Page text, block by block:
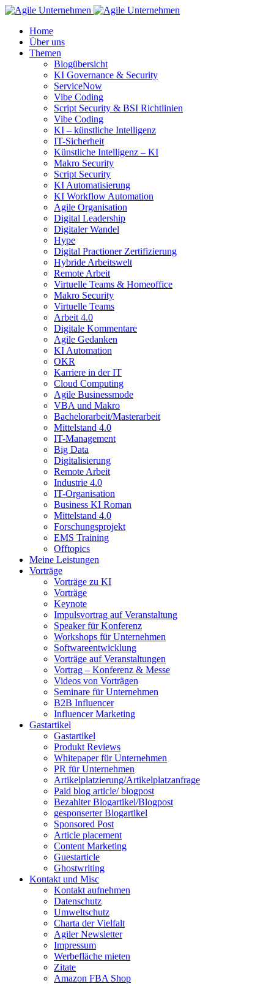
Home
Über uns
Themen
Blogübersicht
KI Governance & Security
ServiceNow
Vibe Coding
Script Security & BSI Richtlinien
Vibe Coding
KI – künstliche Intelligenz
IT-Sicherheit
Künstliche Intelligenz – KI
Makro Security
Script Security
KI Automatisierung
KI Workflow Automation
Agile Organisation
Digital Leadership
Digitaler Wandel
Hype
Digital Practioner Zertifizierung
Hybride Arbeitswelt
Remote Arbeit
Virtuelle Teams & Homeoffice
Makro Security
Virtuelle Teams
Arbeit 4.0
Digitale Kommentare
Agile Gedanken
KI Automation
OKR
Karriere in der IT
Cloud Computing
Agile Businessmode
VBA und Makro
Bachelorarbeit/Masterarbeit
Mittelstand 4.0
IT-Management
Big Data
Digitalisierung
Remote Arbeit
Industrie 4.0
IT-Organisation
Business KI Roman
Mittelstand 4.0
Forschungsprojekt
EMS Training
Offtopics
Meine Leistungen
Vorträge
Vorträge zu KI
Vorträge
Keynote
Impulsvortrag auf Veranstaltung
Speaker für Konferenz
Workshops für Unternehmen
Softwareentwicklung
Vorträge auf Veranstaltungen
Vortrag – Konferenz & Messe
Videos von Vorträgen
Seminare für Unternehmen
B2B Influencer
Influencer Marketing
Gastartikel
Gastartikel
Produkt Reviews
Whitepaper für Unternehmen
PR für Unternehmen
Artikelplatzierung/Artikelplatzanfrage
Paid blog article/ blogpost
Bezahlter Blogartikel/Blogpost
gesponserter Blogartikel
Sponsored Post
Article placement
Content Marketing
Guestarticle
Ghostwriting
Kontakt und Misc
Kontakt aufnehmen
Datenschutz
Umweltschutz
Charta der Vielfalt
Agiler Newsletter
Impressum
Werbefläche mieten
Zitate
Amazon FBA Shop